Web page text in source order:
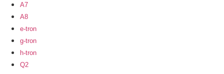
A7
A8
e-tron
g-tron
h-tron
Q2